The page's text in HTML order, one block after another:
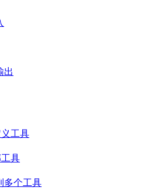
出
工具
具
多个工具